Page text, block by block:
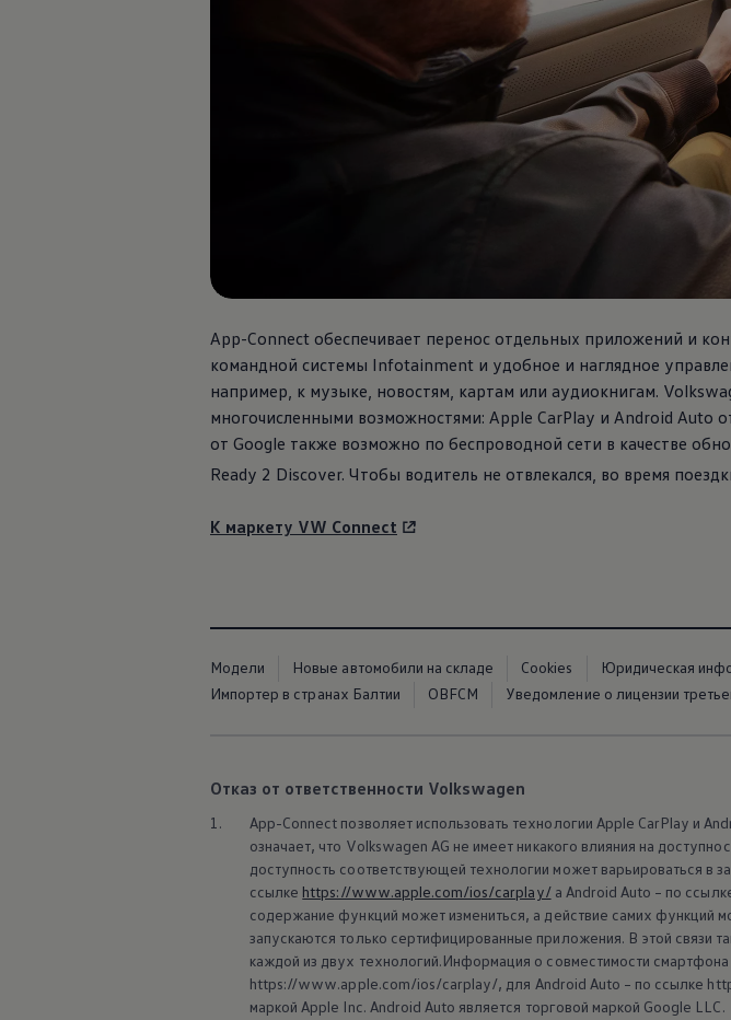
Настенная зарядная станция и кабели для зарядки
Переработка и возврат продукции
Предупредительные и контрольные индикаторы
Обновления программного обеспечения
Обновления программного обеспечения для автомобилей с двигателями
App-Connect обеспечивает перенос отдельных приложений и
командной системы Infotainment и удобное и наглядное
например, к музыке, новостям, картам или аудиокнигам.
многочисленными возможностями: Apple CarPlay и Android Auto
от Google также возможно по беспроводной сети в качестве
Ready 2 Discover. Чтобы водитель не отвлекался, во время
К маркету VW Connect
Модели Новые автомобили на складе Cookies Юридическая
Импортер в странах Балтии
OBFCM Уведомление о лицензии
Отказ от ответственности Volkswagen
1.
App-Connect позволяет использовать технологии Apple CarPlay и
означает, что Volkswagen AG не имеет никакого влияния на
доступность соответствующей технологии может варьироваться в
ссылке https://www.apple.com/ios/carplay/а Android Auto – по
содержание функций может измениться, а действие самих функций
запускаются только сертифицированные приложения. В этой связи
каждой из двух технологий.Информация о совместимости
https://www.apple.com/ios/carplay/, для Android Auto – по ссылке
маркой Apple Inc. Android Auto является торговой маркой Google LLC.